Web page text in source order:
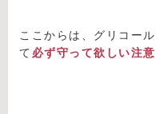
ここからは、グリコー
て 必ず守って欲しい注